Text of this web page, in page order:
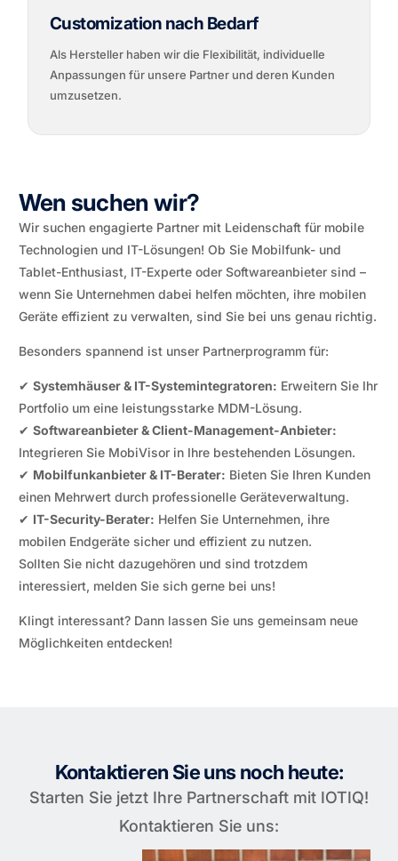
Customization nach Bedarf
Als Hersteller haben wir die Flexibilität, individuelle
Anpassungen für unsere Partner und deren Kunden
umzusetzen.
Wen suchen wir?
Wir suchen engagierte Partner mit Leidenschaft für mobile
Technologien und IT-Lösungen! Ob Sie Mobilfunk- und
Tablet-Enthusiast, IT-Experte oder Softwareanbieter sind –
wenn Sie Unternehmen dabei helfen möchten, ihre mobilen
Geräte effizient zu verwalten, sind Sie bei uns genau richtig.
Besonders spannend ist unser Partnerprogramm für:
✔ Systemhäuser & IT-Systemintegratoren: Erweitern Sie Ihr
Portfolio um eine leistungsstarke MDM-Lösung.
✔ Softwareanbieter & Client-Management-Anbieter:
Integrieren Sie MobiVisor in Ihre bestehenden Lösungen.
✔ Mobilfunkanbieter & IT-Berater: Bieten Sie Ihren Kunden
einen Mehrwert durch professionelle Geräteverwaltung.
✔ IT-Security-Berater: Helfen Sie Unternehmen, ihre
mobilen Endgeräte sicher und effizient zu nutzen.
Sollten Sie nicht dazugehören und sind trotzdem
interessiert, melden Sie sich gerne bei uns!
Klingt interessant? Dann lassen Sie uns gemeinsam neue
Möglichkeiten entdecken!
Kontaktieren Sie uns noch heute:
Starten Sie jetzt Ihre Partnerschaft mit IOTIQ!
Kontaktieren Sie uns: